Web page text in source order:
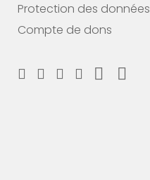
Protection des données
Compte de dons